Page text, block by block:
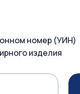
номер (УИН)
изделия